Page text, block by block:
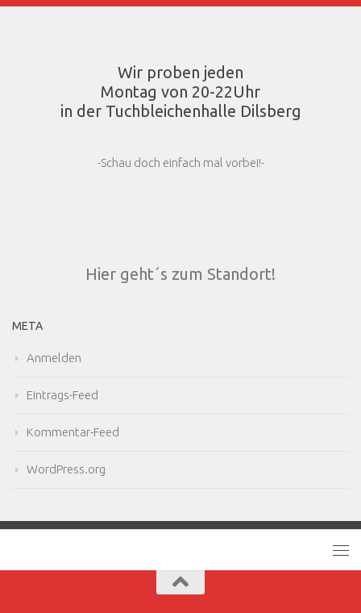
Wir proben jeden
Montag von 20-22Uhr
in der Tuchbleichenhalle Dilsberg
-Schau doch einfach mal vorbei!-
Hier geht´s zum Standort!
META
Anmelden
Eintrags-Feed
Kommentar-Feed
WordPress.org